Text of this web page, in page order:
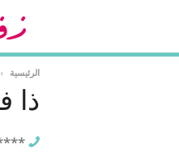
الرئيسية ›
ذا